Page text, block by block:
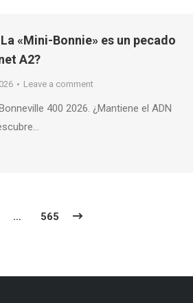
«Mini-Bonnie» es un pecado
A2?
Leave a comment
400 2026. ¿Mantiene el ADN
… 565